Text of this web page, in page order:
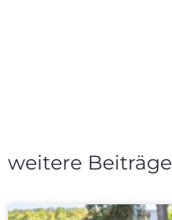
weitere Beiträge